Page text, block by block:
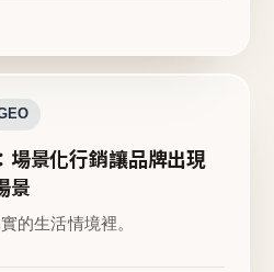
場景化行銷讓品牌出現
景
的生活情境裡。